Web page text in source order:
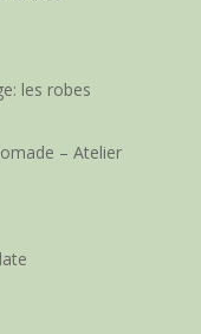
les robes
– Atelier